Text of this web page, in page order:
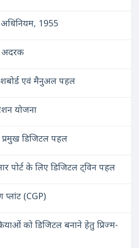
1955
अदरक
एवं मैनुअल पहल
योजना
प्रमुख डिजिटल पहल
पोर्ट के लिए डिजिटल ट्विन पहल
प्लांट (CGP)
को डिजिटल बनाने हेतु प्रिज्म-